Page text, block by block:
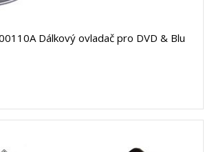
Dálkový ovladač pro DVD & Blu